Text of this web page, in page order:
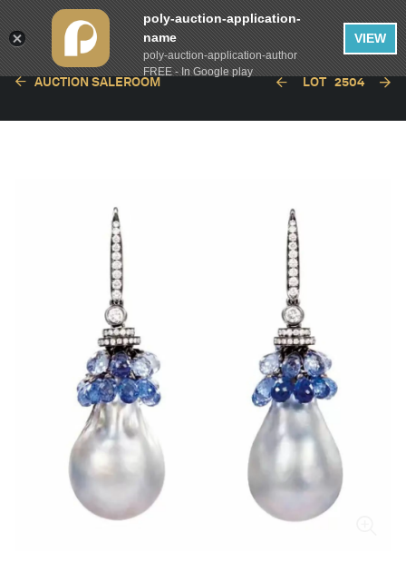
AUCTION SALEROOM LOT 2504
poly-auction-application-
name
poly-auction-application-author
FREE - In Google play
VIEW